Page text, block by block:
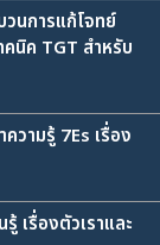
นการแก้โจทย์
นิค TGT สำหรับ
วามรู้ 7Es เรื่อง
เรื่องตัวเราและ